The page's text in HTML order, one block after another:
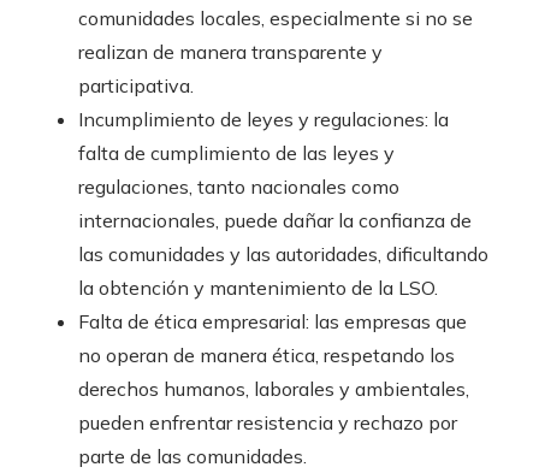
comunidades locales, especialmente si no se
realizan de manera transparente y
participativa.
Incumplimiento de leyes y regulaciones: la
falta de cumplimiento de las leyes y
regulaciones, tanto nacionales como
internacionales, puede dañar la confianza de
las comunidades y las autoridades, dificultando
la obtención y mantenimiento de la LSO.
Falta de ética empresarial: las empresas que
no operan de manera ética, respetando los
derechos humanos, laborales y ambientales,
pueden enfrentar resistencia y rechazo por
parte de las comunidades.